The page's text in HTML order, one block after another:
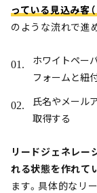
っている見込み客
のような流れで進
ホワイトペー
フォームと紐
氏名やメール
取得する
リードジェネレー
れる状態を作れて
ます。具体的なリ